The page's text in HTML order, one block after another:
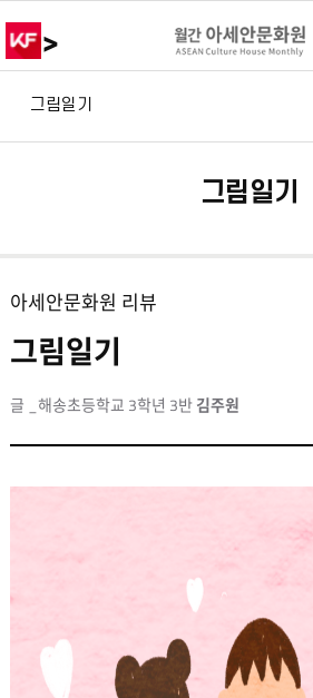
>
그림일기
그림일기
아세안문화원 리뷰
그림일기
글 _해송초등학교 3학년 3반김주원